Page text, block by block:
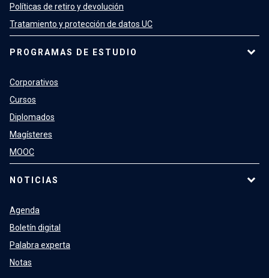
Políticas de retiro y devolución
Tratamiento y protección de datos UC
PROGRAMAS DE ESTUDIO
Corporativos
Cursos
Diplomados
Magísteres
MOOC
NOTICIAS
Agenda
Boletín digital
Palabra experta
Notas